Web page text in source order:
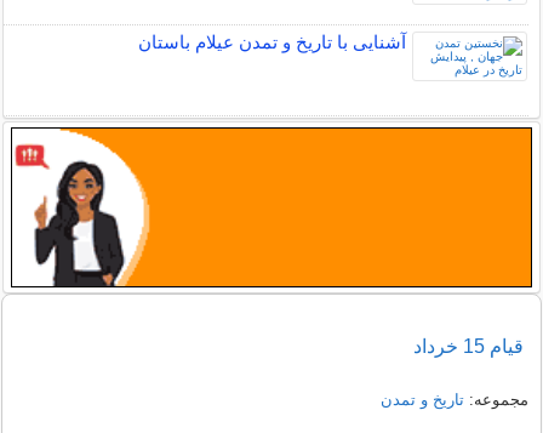
آشنایی با تاریخ و تمدن عیلام باستان
قیام 15 خرداد
مجموعه:تاریخ و تمدن